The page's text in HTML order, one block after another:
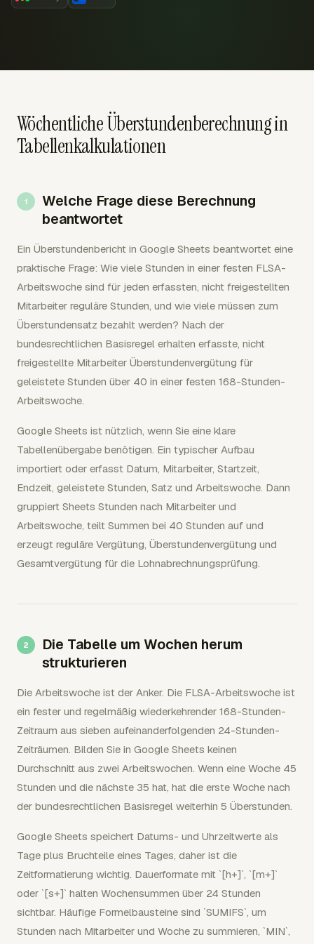
Wöchentliche Überstundenberechnung in
Tabellenkalkulationen
Welche Frage diese Berechnung
beantwortet
Ein Überstundenbericht in Google Sheets beantwortet eine
praktische Frage: Wie viele Stunden in einer festen FLSA-
Arbeitswoche sind für jeden erfassten, nicht freigestellten
Mitarbeiter reguläre Stunden, und wie viele müssen zum
Überstundensatz bezahlt werden? Nach der
bundesrechtlichen Basisregel erhalten erfasste, nicht
freigestellte Mitarbeiter Überstundenvergütung für
geleistete Stunden über 40 in einer festen 168-Stunden-
Arbeitswoche.
Google Sheets ist nützlich, wenn Sie eine klare
Tabellenübergabe benötigen. Ein typischer Aufbau
importiert oder erfasst Datum, Mitarbeiter, Startzeit,
Endzeit, geleistete Stunden, Satz und Arbeitswoche. Dann
gruppiert Sheets Stunden nach Mitarbeiter und
Arbeitswoche, teilt Summen bei 40 Stunden auf und
erzeugt reguläre Vergütung, Überstundenvergütung und
Gesamtvergütung für die Lohnabrechnungsprüfung.
Die Tabelle um Wochen herum
strukturieren
Die Arbeitswoche ist der Anker. Die FLSA-Arbeitswoche ist
ein fester und regelmäßig wiederkehrender 168-Stunden-
Zeitraum aus sieben aufeinanderfolgenden 24-Stunden-
Zeiträumen. Bilden Sie in Google Sheets keinen
Durchschnitt aus zwei Arbeitswochen. Wenn eine Woche 45
Stunden und die nächste 35 hat, hat die erste Woche nach
der bundesrechtlichen Basisregel weiterhin 5 Überstunden.
Google Sheets speichert Datums- und Uhrzeitwerte als
Tage plus Bruchteile eines Tages, daher ist die
Zeitformatierung wichtig. Dauerformate mit `[h+]`, `[m+]`
oder `[s+]` halten Wochensummen über 24 Stunden
sichtbar. Häufige Formelbausteine sind `SUMIFS`, um
Stunden nach Mitarbeiter und Woche zu summieren, `MIN`,